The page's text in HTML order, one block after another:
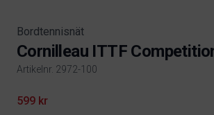
Bordtennisnät
Cornilleau ITTF
Artikelnr. 2972-100
Product information
599 kr